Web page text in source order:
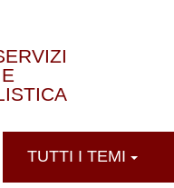
TUTTI I TEMI